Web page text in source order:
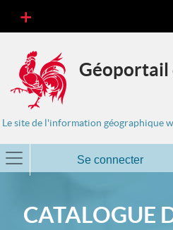
Géoportail
Le site de l'information géographique
Se connecter
CATALOGUE